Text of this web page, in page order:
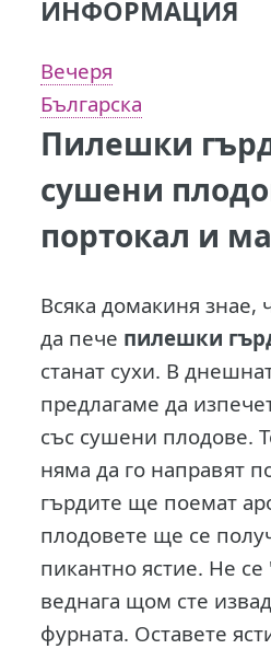
ИНФОРМАЦИЯ
Вечеря
Българска
Пилешки
сушени
портокал и
Всяка домакиня знае,
да пече пилешки
станат сухи. В
предлагаме да
със сушени плодове.
няма да го направят
гърдите ще поемат
плодовете ще се
пикантно ястие. Не се
веднага щом сте
фурната. Оставете